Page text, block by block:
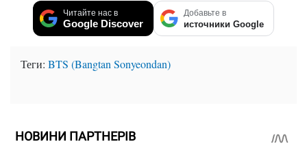
Читайте нас в
Google Discover
Добавьте в
источники Google
Теги: BTS (Bangtan Sonyeondan)
НОВИНИ ПАРТНЕРІВ